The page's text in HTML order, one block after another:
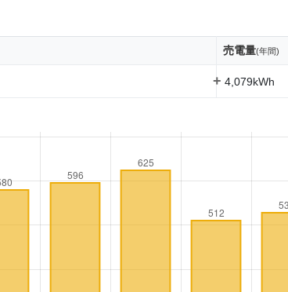
売電量(年間)
+ 4,079kWh